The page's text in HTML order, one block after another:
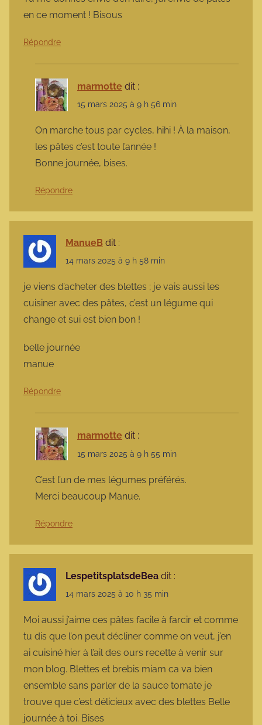
en ce moment ! Bisous
Répondre
marmotte dit :
15 mars 2025 à 9 h 56 min
On marche tous par cycles, hihi ! À la maison,
les pâtes c’est toute l’année !
Bonne journée, bises.
Répondre
ManueB dit :
14 mars 2025 à 9 h 58 min
je viens d’acheter des blettes ; je vais aussi les
cuisiner avec des pâtes, c’est un légume qui
change et sui est bien bon !
belle journée
manue
Répondre
marmotte dit :
15 mars 2025 à 9 h 55 min
C’est l’un de mes légumes préférés.
Merci beaucoup Manue.
Répondre
LespetitsplatsdeBea dit :
14 mars 2025 à 10 h 35 min
Moi aussi j’aime ces pâtes facile à farcir et comme
tu dis que l’on peut décliner comme on veut, j’en
ai cuisiné hier à l’ail des ours recette à venir sur
mon blog. Blettes et brebis miam ca va bien
ensemble sans parler de la sauce tomate je
trouve que c’est délicieux avec des blettes Belle
journée à toi. Bises